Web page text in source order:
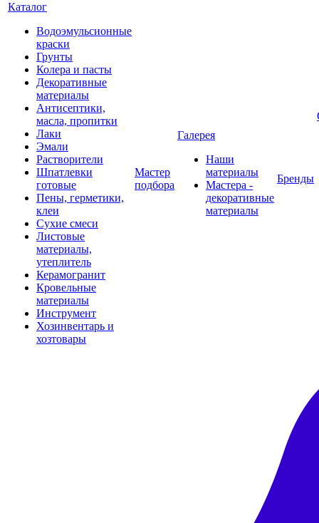
Каталог
Водоэмульсионные
краски
Грунты
Колера и пасты
Декоративные
материалы
Антисептики,
масла, пропитки
Лаки
Эмали
Растворители
Шпатлевки
готовые
Пены, герметики,
клеи
Сухие смеси
Листовые
материалы,
утеплитель
Керамогранит
Кровельные
материалы
Инструмент
Хозинвентарь и
хозтовары
Мастер
подбора
Галерея
Наши
материалы
Мастера -
декоративные
материалы
Бренды